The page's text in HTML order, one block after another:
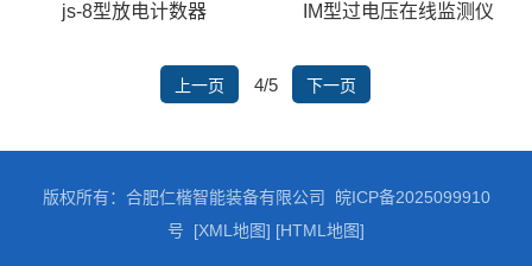
js-8型放电计数器 IM型过电压在线监测仪
上一页 4/5 下一页
版权所有：合肥仁楷智能装备有限公司 皖ICP备2025099910
号
[XML地图] [HTML地图]